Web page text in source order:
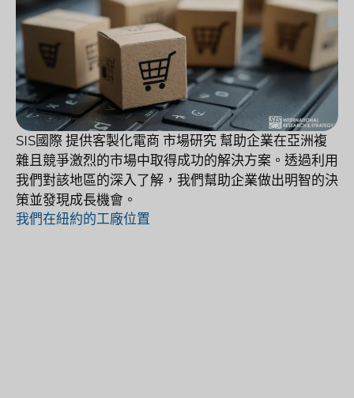
SIS國際 提供客製化電商 市場研究 幫助企業在亞洲複
雜且競爭激烈的市場中取得成功的解決方案。透過利用
我們對該地區的深入了解，我們幫助企業做出明智的決
策並發現成長機會。
我們在紐約的工廠位置